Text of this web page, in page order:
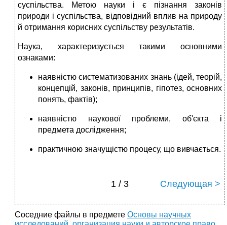
суспільства. Метою науки і є пізнання законів
природи і суспільства, відповідний вплив на природу
й отримання корисних суспільству результатів.
Наука, характеризується такими основними
ознаками:
наявністю систематизованих знань (ідей, теорій,
кон­цепцій, законів, принципів, гіпотез, основних
понять, фактів);
наявністю наукової проблеми, об'єкта і
предмета дослідження;
практичною значущістю процесу, що вивчається.
1 / 3 Следующая >
Соседние файлы в предмете Основы научных